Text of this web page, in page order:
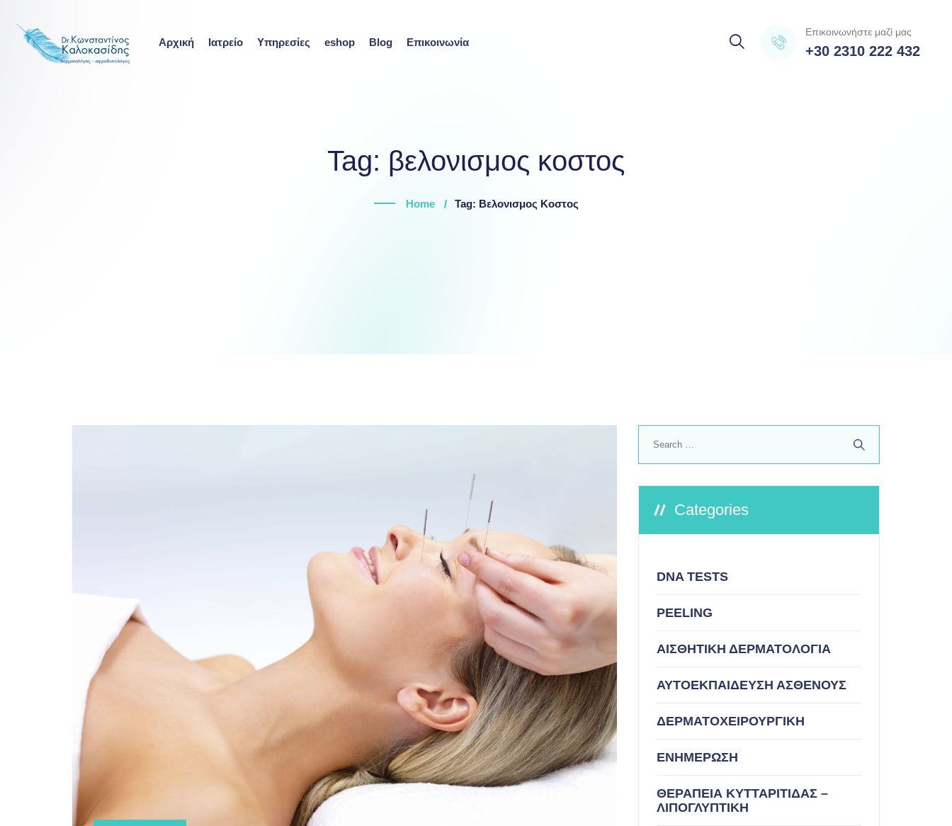
content
Αρχική Ιατρείο Υπηρεσίες eshop Blog Επικοινωνία
Επικοινωνήστε μαζί μας
+30 2310 222 432
Tag: βελονισμος κοστος
Home Tag: Βελονισμος Κοστος
Categories
DNA TESTS
PEELING
ΑΙΣΘΗΤΙΚΗ ΔΕΡΜΑΤΟΛΟΓΙΑ
ΑΥΤΟΕΚΠΑΙΔΕΥΣΗ ΑΣΘΕΝΟΥΣ
ΔΕΡΜΑΤΟΧΕΙΡΟΥΡΓΙΚΗ
ΕΝΗΜΕΡΩΣΗ
ΘΕΡΑΠΕΙΑ ΚΥΤΤΑΡΙΤΙΔΑΣ –
ΛΙΠΟΓΛΥΠΤΙΚΗ